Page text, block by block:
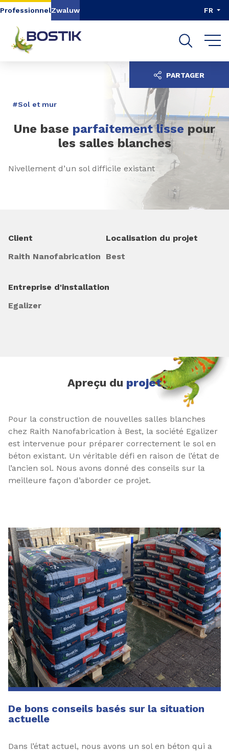
Aller au contenu
Aller à la recherche
ProfessionnelZwaluw FR
#Sol et mur
Une base parfaitement lisse pour
les salles blanches
Nivellement d’un sol difficile existant
PARTAGER
Client
Raith Nanofabrication
Localisation du projet
Best
Entreprise d'installation
Egalizer
Apreçu du projet
Pour la construction de nouvelles salles blanches
chez Raith Nanofabrication à Best, la société Egalizer
est intervenue pour préparer correctement le sol en
béton existant. Un véritable défi en raison de l’état de
l’ancien sol. Nous avons donné des conseils sur la
meilleure façon d’aborder ce projet.
De bons conseils basés sur la situation
actuelle
Dans l’état actuel, nous avons un sol en béton qui a